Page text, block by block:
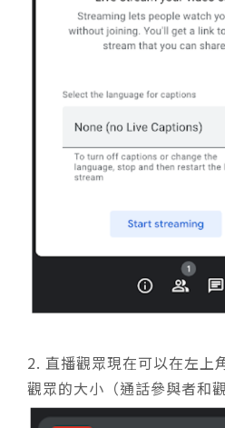
2. 直播觀眾現在可以在左上
觀眾的大小（通話參與者和